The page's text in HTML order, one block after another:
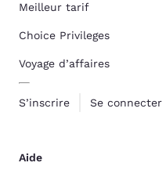
Meilleur tarif
Choice Privileges
Voyage d’affaires
S’inscrire Se connecter
Aide